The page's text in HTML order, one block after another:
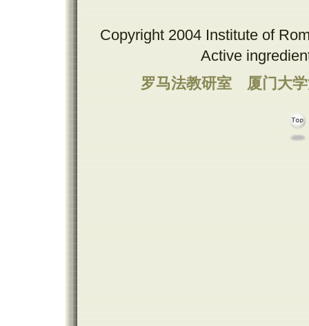
Copyright 2004 Institute of
Active
罗马法教研室
厦门大